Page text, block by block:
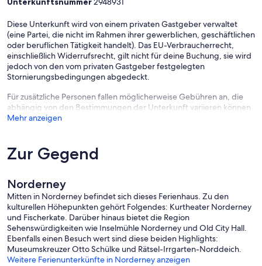
Diese Unterkunft wird von einem privaten Gastgeber verwaltet
(eine Partei, die nicht im Rahmen ihrer gewerblichen, geschäftlichen
oder beruflichen Tätigkeit handelt). Das EU-Verbraucherrecht,
einschließlich Widerrufsrecht, gilt nicht für deine Buchung, sie wird
jedoch von den vom privaten Gastgeber festgelegten
Stornierungsbedingungen abgedeckt.
Für zusätzliche Personen fallen möglicherweise Gebühren an, die
abhängig von den Bestimmungen der Unterkunft variieren können.
Mehr anzeigen
Zur Gegend
Norderney
Mitten in Norderney befindet sich dieses Ferienhaus. Zu den
kulturellen Höhepunkten gehört Folgendes: Kurtheater Norderney
und Fischerkate. Darüber hinaus bietet die Region
Sehenswürdigkeiten wie Inselmühle Norderney und Old City Hall.
Ebenfalls einen Besuch wert sind diese beiden Highlights:
Museumskreuzer Otto Schülke und Rätsel-Irrgarten-Norddeich.
Weitere Ferienunterkünfte in Norderney anzeigen